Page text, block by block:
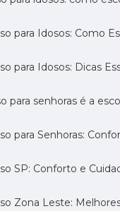
para Idosos: Como
para Idosos: Dicas
para senhoras é a
para Senhoras:
SP: Conforto e
Zona Leste: